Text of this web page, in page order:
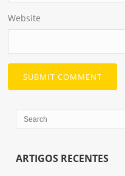
Website
ARTIGOS RECENTES